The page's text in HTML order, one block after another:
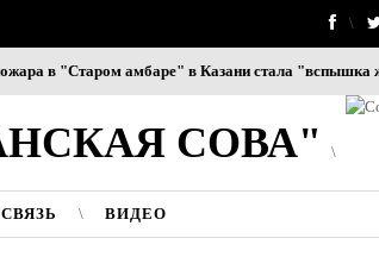
в "Старом амбаре" в Казани стала "вспышка жиров"
СОВА"
ВИДЕО